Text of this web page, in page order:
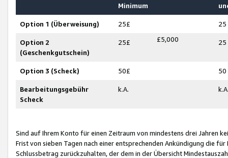
Minimum
Option 1 (Überweisung) 25£ 25
Option 2
(Geschenkgutschein)
25£ £5,000 25
Option 3 (Scheck) 50£ 50
Bearbeitungsgebühr
Scheck
k.A.
Sind auf Ihrem Konto für einen Zeitraum von mindestens drei Jahren
Frist von sieben Tagen nach einer entsprechenden Ankündigung die
Schlussbetrag zurückzuhalten, der dem in der Übersicht